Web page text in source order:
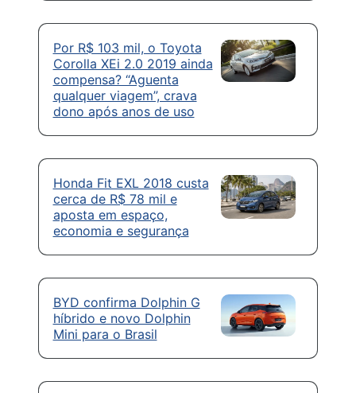
Por R$ 103 mil, o Toyota
Corolla XEi 2.0 2019 ainda
compensa? “Aguenta
qualquer viagem”, crava
dono após anos de uso
Honda Fit EXL 2018 custa
cerca de R$ 78 mil e
aposta em espaço,
economia e segurança
BYD confirma Dolphin G
híbrido e novo Dolphin
Mini para o Brasil